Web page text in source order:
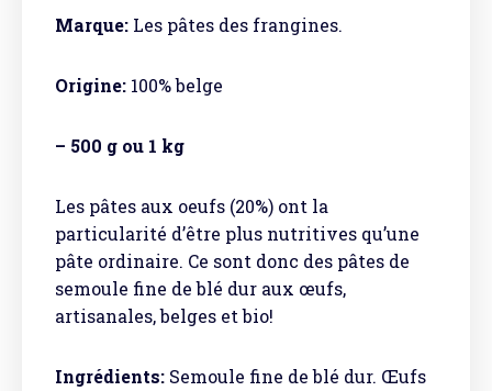
Marque: Les pâtes des frangines.
Origine: 100% belge
– 500 g ou 1 kg
Les pâtes aux oeufs (20%) ont la
particularité d’être plus nutritives qu’une
pâte ordinaire. Ce sont donc des pâtes de
semoule fine de blé dur aux œufs,
artisanales, belges et bio!
Ingrédients: Semoule fine de blé dur. Œufs